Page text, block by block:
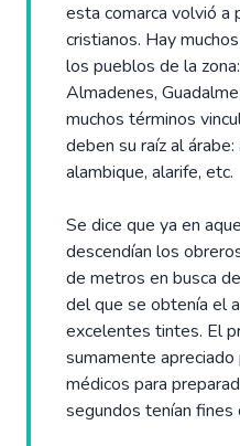
esta comarca volvió a
cristianos. Hay
los pueblos de la
Almadenes,
muchos términos
deben su raíz al
alambique, alarife, etc.
Se dice que ya en
descendían los
de metros en busca
del que se obtenía el
excelentes tintes. El
sumamente
médicos para
segundos tenían fines